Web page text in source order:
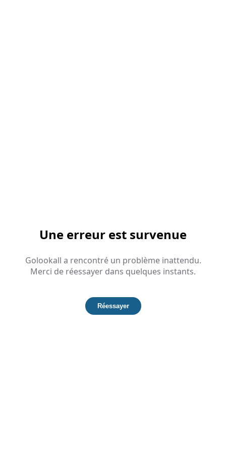
Une erreur est survenue
Golookall a rencontré un problème inattendu.
Merci de réessayer dans quelques instants.
Réessayer